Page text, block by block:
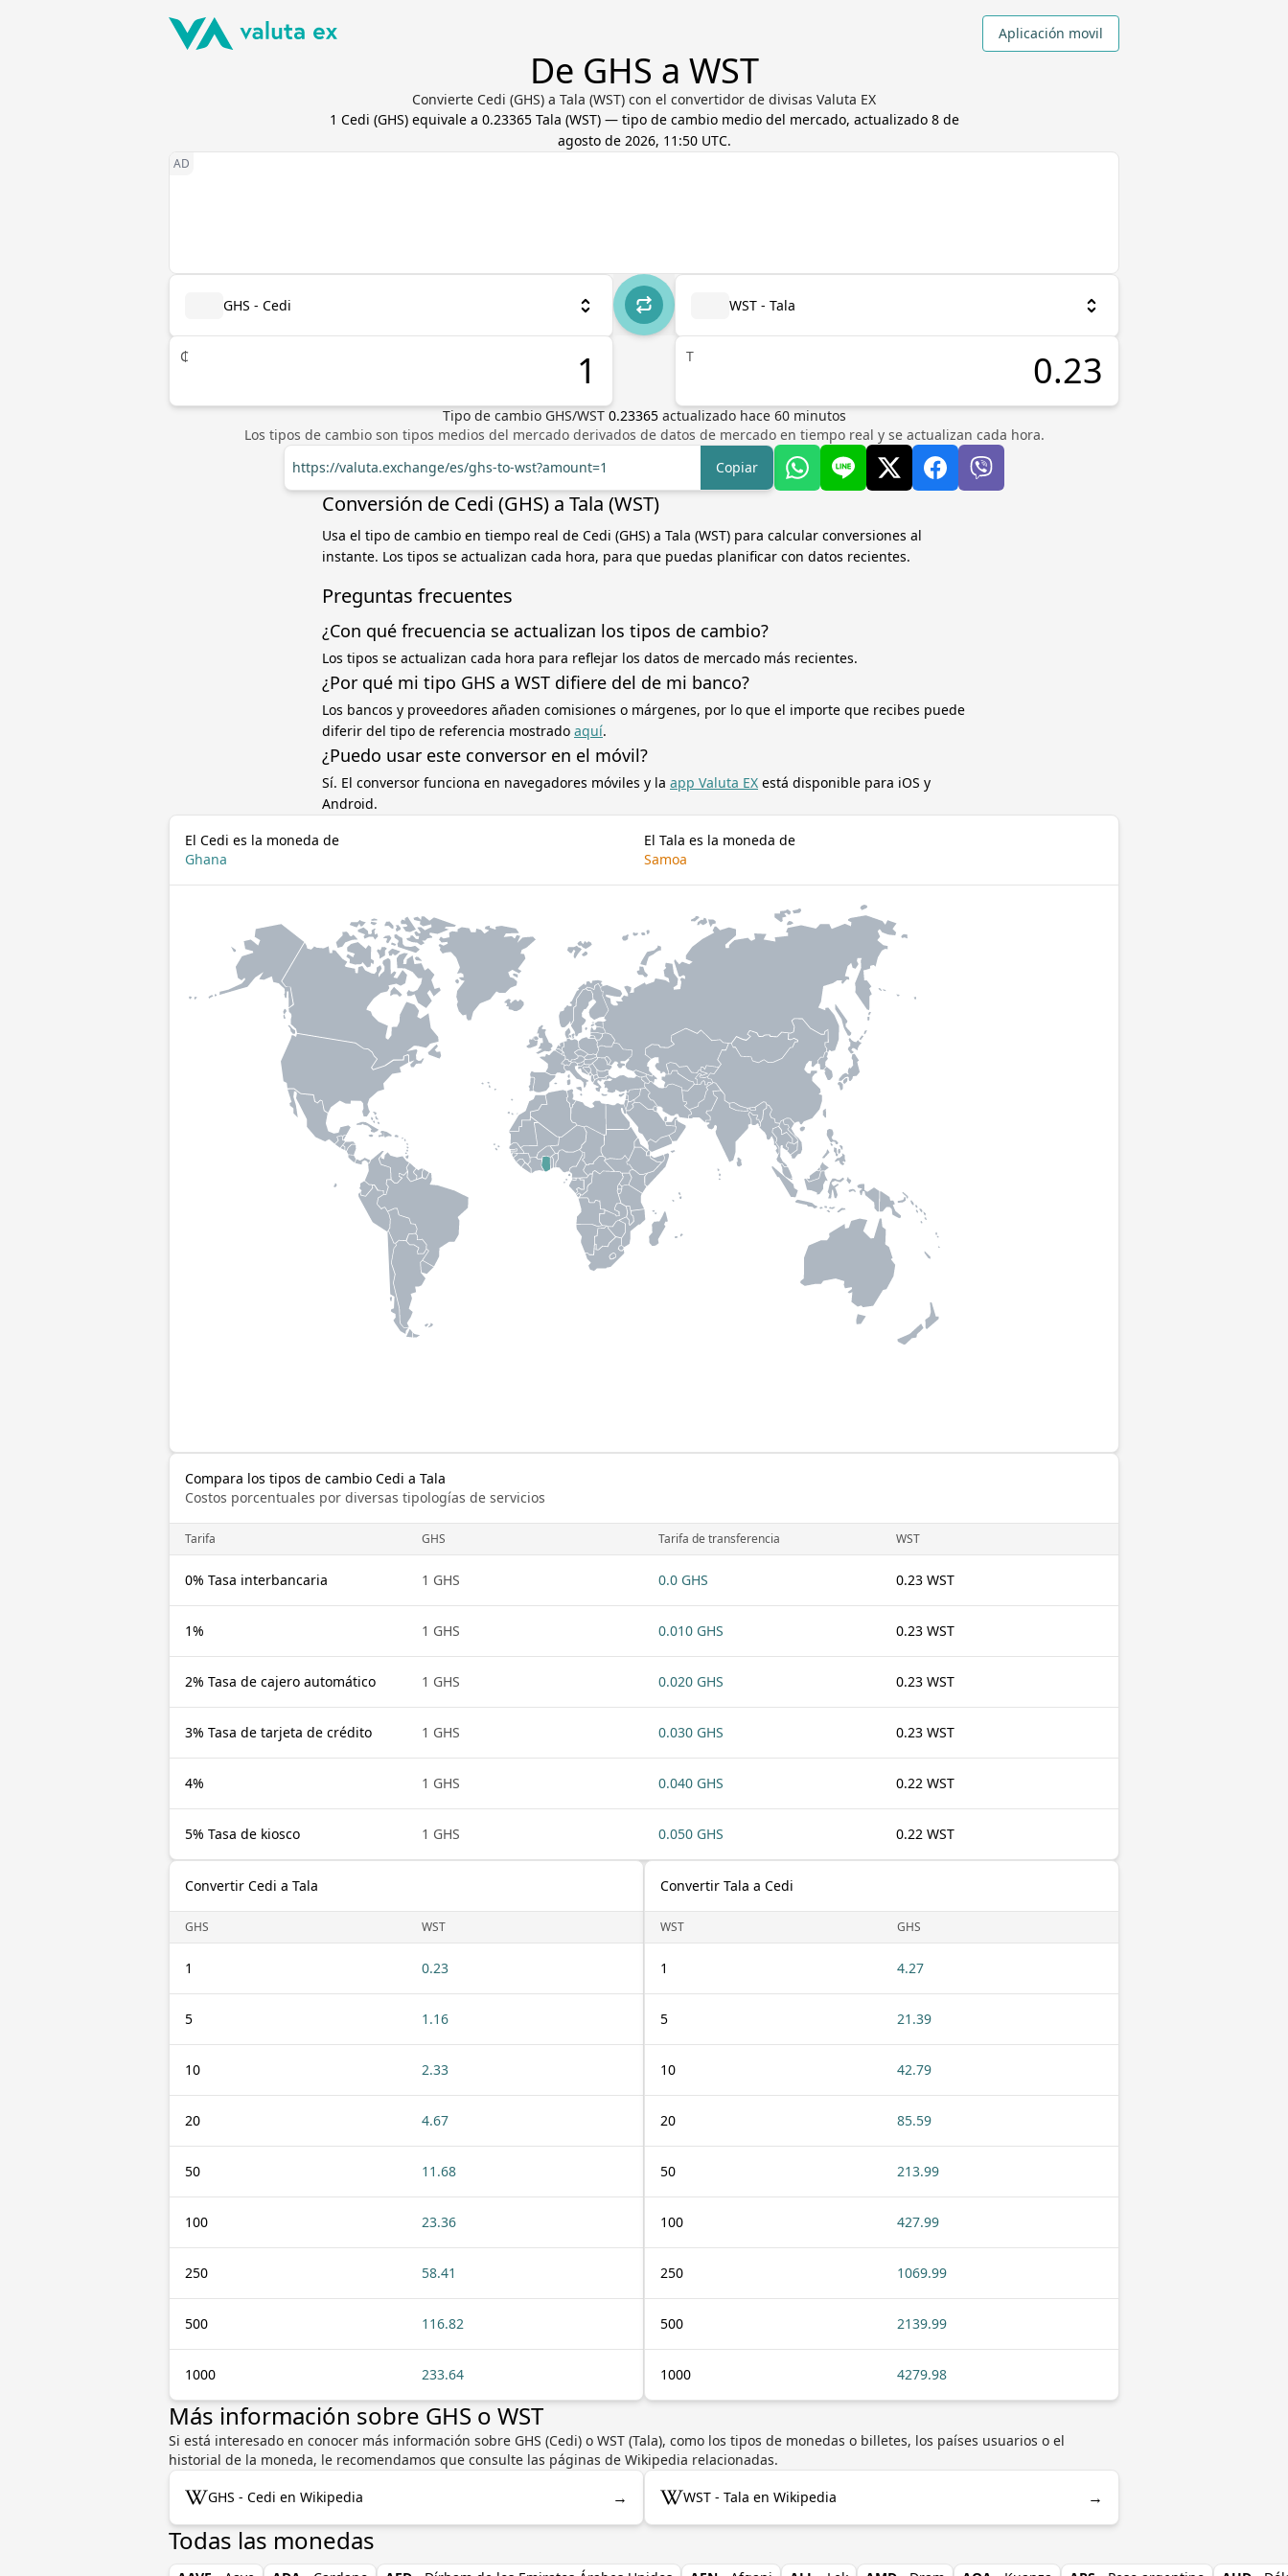
Aplicación movil
De GHS a WST
Convierte Cedi (GHS) a Tala (WST) con el convertidor de divisas Valuta EX
1 Cedi (GHS) equivale a 0.23365 Tala (WST) — tipo de cambio medio del mercado, actualizado 8 de
agosto de 2026, 11:50 UTC.
GHS - Cedi
₵
WST - Tala
T
Tipo de cambio GHS/WST 0.23365 actualizado hace 60minutos
Los tipos de cambio son tipos medios del mercado derivados de datos de mercado en tiempo real y se actualizan cada hora.
https://valuta.exchange/es/ghs-to-wst?amount=1
Copiar
Conversión de Cedi (GHS) a Tala (WST)
Usa el tipo de cambio en tiempo real de Cedi (GHS) a Tala (WST) para calcular conversiones al
instante. Los tipos se actualizan cada hora, para que puedas planificar con datos recientes.
Preguntas frecuentes
¿Con qué frecuencia se actualizan los tipos de cambio?
Los tipos se actualizan cada hora para reflejar los datos de mercado más recientes.
¿Por qué mi tipo GHS a WST difiere del de mi banco?
Los bancos y proveedores añaden comisiones o márgenes, por lo que el importe que recibes puede
diferir del tipo de referencia mostrado aquí.
¿Puedo usar este conversor en el móvil?
Sí. El conversor funciona en navegadores móviles y la app Valuta EX está disponible para iOS y
Android.
El Cedi es la moneda de
Ghana
El Tala es la moneda de
Samoa
Compara los tipos de cambio Cedi a Tala
Costos porcentuales por diversas tipologías de servicios
Tarifa GHS Tarifa de transferencia WST
0% Tasa interbancaria 1 GHS 0.0 GHS 0.23 WST
1% 1 GHS 0.010 GHS 0.23 WST
2% Tasa de cajero automático 1 GHS 0.020 GHS 0.23 WST
3% Tasa de tarjeta de crédito 1 GHS 0.030 GHS 0.23 WST
4% 1 GHS 0.040 GHS 0.22 WST
5% Tasa de kiosco 1 GHS 0.050 GHS 0.22 WST
Convertir Cedi a Tala
GHS WST
1 0.23
5 1.16
10 2.33
20 4.67
50 11.68
100 23.36
250 58.41
500 116.82
1000 233.64
Convertir Tala a Cedi
WST GHS
1 4.27
5 21.39
10 42.79
20 85.59
50 213.99
100 427.99
250 1069.99
500 2139.99
1000 4279.98
Más información sobre GHS o WST
Si está interesado en conocer más información sobre GHS (Cedi) o WST (Tala), como los tipos de monedas o billetes, los países usuarios o el
historial de la moneda, le recomendamos que consulte las páginas de Wikipedia relacionadas.
GHS - Cedi en Wikipedia → WST - Tala en Wikipedia →
Todas las monedas